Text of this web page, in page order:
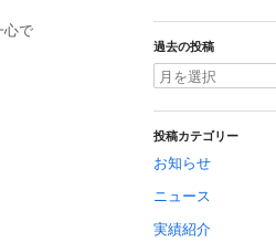
心で
過去の投稿
投稿カテゴリー
お知らせ
ニュース
実績紹介